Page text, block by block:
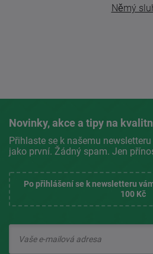
Němý
Novinky, akce a tipy na
Přihlaste se k našemu
jako první. Žádný spam. Jen
Po přihlášení se k newsletteru
100 Kč